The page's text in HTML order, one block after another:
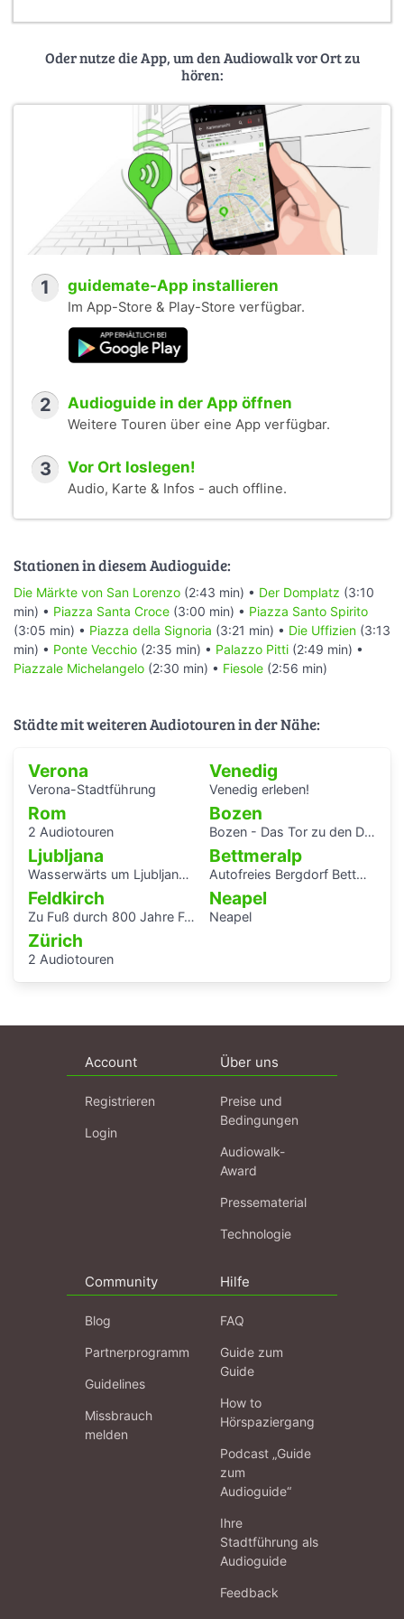
Oder nutze die App, um den Audiowalk vor Ort zu
hören:
1 guidemate-App installieren
Im App-Store & Play-Store verfügbar.
2 Audioguide in der App öffnen
Weitere Touren über eine App verfügbar.
3 Vor Ort loslegen!
Audio, Karte & Infos - auch offline.
Stationen in diesem Audioguide:
Die Märkte von San Lorenzo (2:43 min) • Der Domplatz (3:10
min) • Piazza Santa Croce (3:00 min) • Piazza Santo Spirito
(3:05 min) • Piazza della Signoria (3:21 min) • Die Uffizien (3:13
min) • Ponte Vecchio (2:35 min) • Palazzo Pitti (2:49 min) •
Piazzale Michelangelo (2:30 min) • Fiesole (2:56 min)
Städte mit weiteren Audiotouren in der Nähe:
Verona
Verona-Stadtführung
Venedig
Venedig erleben!
Rom
2 Audiotouren
Bozen
Bozen - Das Tor zu den Dolomiten
Ljubljana
Wasserwärts um Ljubljana (Laibach)
Bettmeralp
Autofreies Bergdorf Bettmeralp
Feldkirch
Zu Fuß durch 800 Jahre Feldkirch
Neapel
Neapel
Zürich
2 Audiotouren
Account
Registrieren
Login
Über uns
Preise und
Bedingungen
Audiowalk-
Award
Pressematerial
Technologie
Community
Blog
Partnerprogramm
Guidelines
Missbrauch
melden
Hilfe
FAQ
Guide zum
Guide
How to
Hörspaziergang
Podcast „Guide
zum
Audioguide“
Ihre
Stadtführung als
Audioguide
Feedback